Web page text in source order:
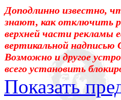
Доподлинно известно,
знают, как отключить
верхней части рекламы
вертикальной
Возможно и другое
всего установить
Показать